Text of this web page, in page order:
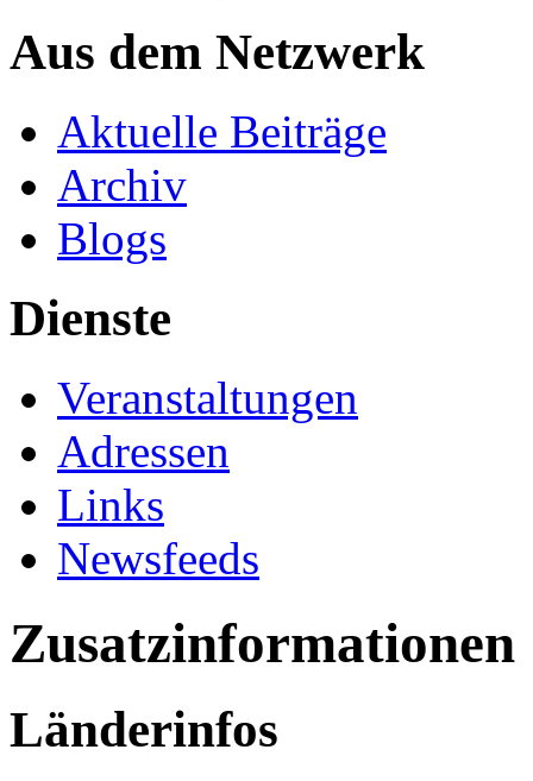
Aus dem Netzwerk
Aktuelle Beiträge
Archiv
Blogs
Dienste
Veranstaltungen
Adressen
Links
Newsfeeds
Zusatzinformationen
Länderinfos